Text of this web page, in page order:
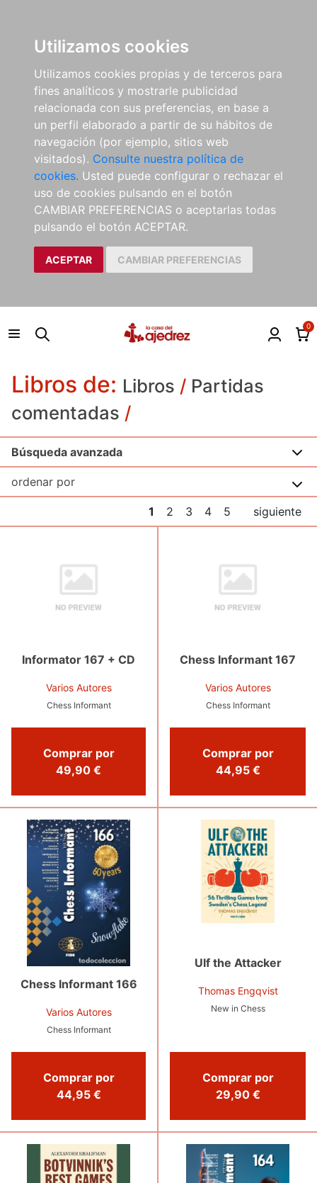
Utilizamos cookies
Utilizamos cookies propias y de terceros para
fines analíticos y mostrarle publicidad
relacionada con sus preferencias, en base a
un perfil elaborado a partir de su hábitos de
navegación (por ejemplo, sitios web
visitados). Consulte nuestra política de
cookies. Usted puede configurar o rechazar el
uso de cookies pulsando en el botón
CAMBIAR PREFERENCIAS o aceptarlas todas
pulsando el botón ACEPTAR.
ACEPTAR CAMBIAR PREFERENCIAS
0
Libros de: Libros / Partidas
comentadas /
Búsqueda avanzada
1 2 3 4 5 siguiente
Informator 167 + CD
Varios Autores
Chess Informant
Comprar por
49,90 €
Chess Informant 167
Varios Autores
Chess Informant
Comprar por
44,95 €
Chess Informant 166
Varios Autores
Chess Informant
Comprar por
44,95 €
Ulf the Attacker
Thomas Engqvist
New in Chess
Comprar por
29,90 €